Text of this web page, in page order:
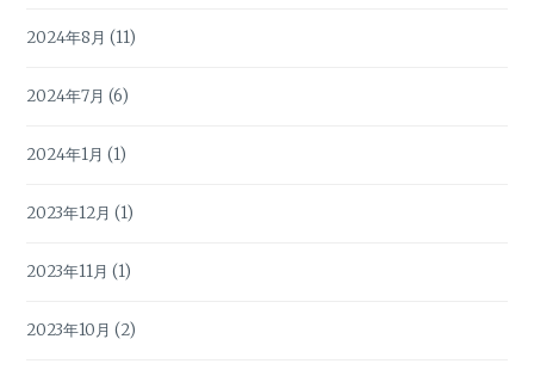
2024年8月 (11)
2024年7月 (6)
2024年1月 (1)
2023年12月 (1)
2023年11月 (1)
2023年10月 (2)